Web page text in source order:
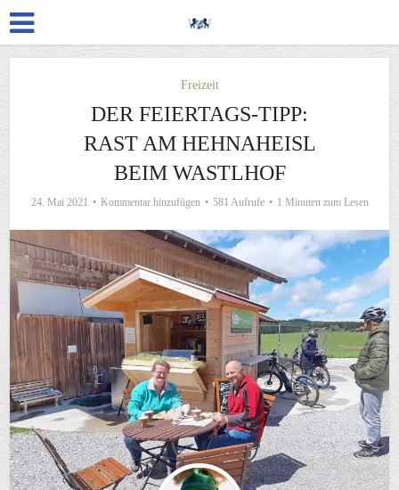
Freizeit
DER FEIERTAGS-TIPP:
RAST AM HEHNAHEISL
BEIM WASTLHOF
24. Mai 2021 Kommentar hinzufügen 581 Aufrufe 1 Minuten zum Lesen